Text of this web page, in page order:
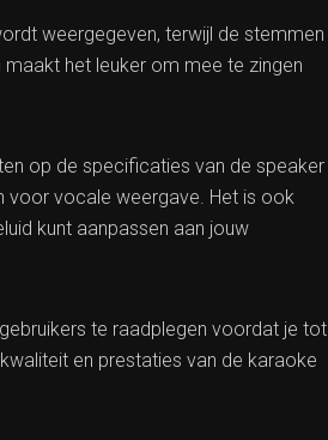
weergegeven, terwijl de stemmen
het leuker om mee te zingen
op de specificaties van de speaker
voor vocale weergave. Het is ook
kunt aanpassen aan jouw
te raadplegen voordat je tot
en prestaties van de karaoke